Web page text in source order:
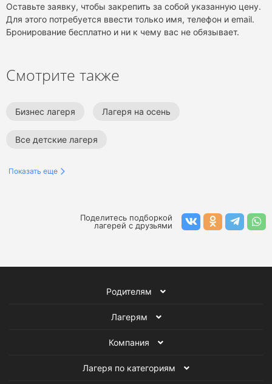
Оставьте заявку, чтобы закрепить за собой указанную цену.
Для этого потребуется ввести только имя, телефон и email.
Бронирование бесплатно и ни к чему вас не обязывает.
Смотрите также
Бизнес лагеря Лагеря на осень
Все детские лагеря
Показать еще
Поделитесь подборкой
лагерей с друзьями
Родителям
Лагерям
Компания
Лагеря по категориям